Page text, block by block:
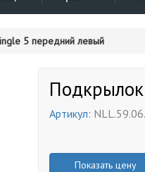
5 передний левый
Артикул:
Показать цену